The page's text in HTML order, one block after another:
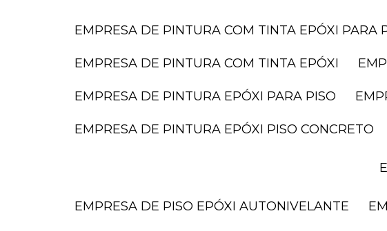
EMPRESA DE PINTURA COM TINTA EPÓXI PARA
EMPRESA DE PINTURA COM TINTA EPÓXI
EMPRESA DE PINTURA EPÓXI PARA PISO
EMPRESA DE PINTURA EPÓXI PISO CONCRETO
EMPRESA DE PISO EPÓXI AUTONIVELANTE